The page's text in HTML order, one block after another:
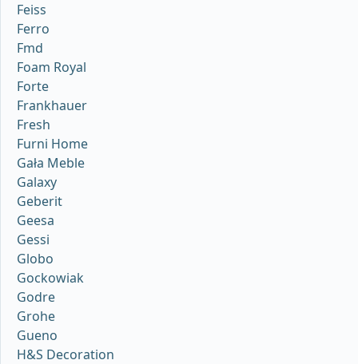
Feiss
Ferro
Fmd
Foam Royal
Forte
Frankhauer
Fresh
Furni Home
Gała Meble
Galaxy
Geberit
Geesa
Gessi
Globo
Gockowiak
Godre
Grohe
Gueno
H&S Decoration